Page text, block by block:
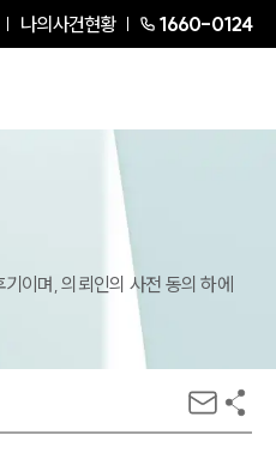
나의사건현황 1660-0124
이며, 의뢰인의 사전 동의 하에